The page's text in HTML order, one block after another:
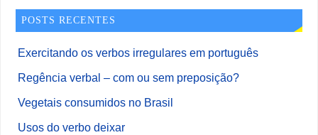
POSTS RECENTES
Exercitando os verbos irregulares em português
Regência verbal – com ou sem preposição?
Vegetais consumidos no Brasil
Usos do verbo deixar